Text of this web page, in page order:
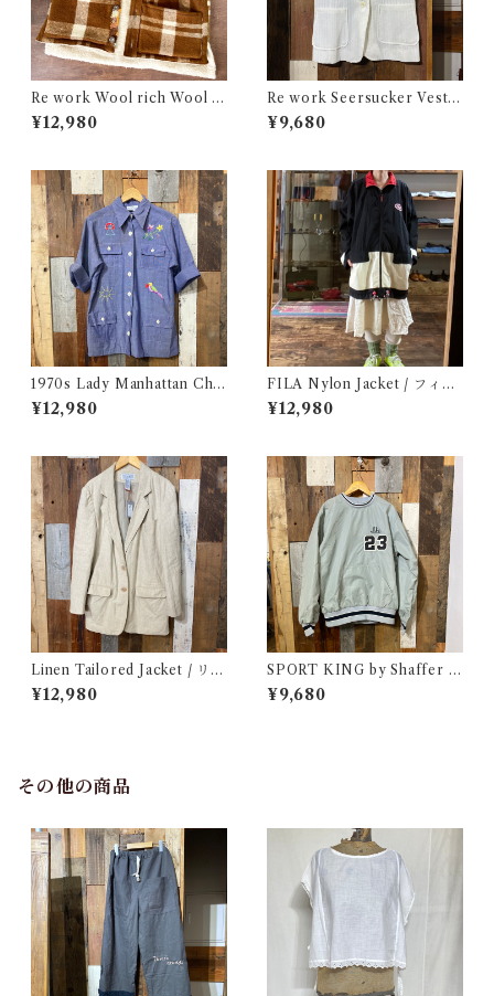
Re work Wool rich Wool B
oa Vest / リワーク ウールリ
ッチ ウール ボア ベスト 古着
¥12,980
Re work Seersucker Vest /
リワーク シアサッカー ベスト
古着
¥9,680
1970s Lady Manhattan Cha
mbray Shirt Jacket / 70年代
レディー マンハッタン シャツ
¥12,980
FILA Nylon Jacket / フィラ
ナイロン ジャケット 古着
¥12,980
Linen Tailored Jacket / リネ
ン テーラード ジャケット 古着
¥12,980
SPORT KING by Shaffer N
ylon Pullover Jacket / スポ
ーツ キング ナイロン プルオー
¥9,680
その他の商品